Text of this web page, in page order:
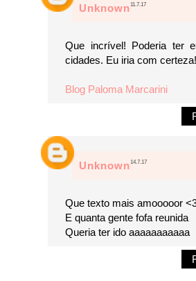
Unknown11.7.17
Que incrível! Poderia ter
cidades. Eu iria com certeza!
Blog Paloma Marcarini
Unknown14.7.17
Que texto mais amooooor
E quanta gente fofa reunida
Queria ter ido aaaaaaaaaaa